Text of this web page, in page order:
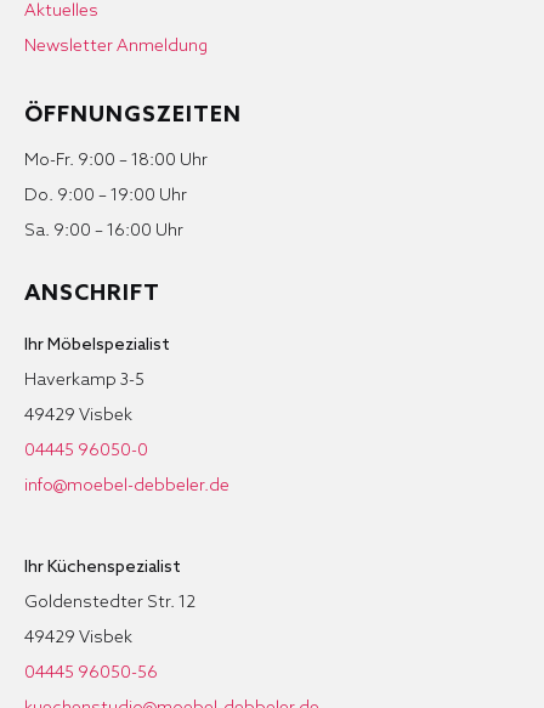
Aktuelles
Newsletter Anmeldung
ÖFFNUNGSZEITEN
Mo-Fr. 9:00 – 18:00 Uhr
Do. 9:00 – 19:00 Uhr
Sa. 9:00 – 16:00 Uhr
ANSCHRIFT
Ihr Möbelspezialist
Haverkamp 3-5
49429 Visbek
04445 96050-0
info@moebel-debbeler.de
Ihr Küchenspezialist
Goldenstedter Str. 12
49429 Visbek
04445 96050-56